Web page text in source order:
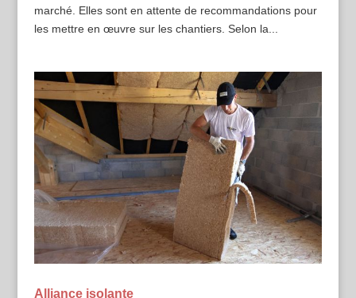
marché. Elles sont en attente de recommandations pour
les mettre en œuvre sur les chantiers. Selon la...
Alliance isolante